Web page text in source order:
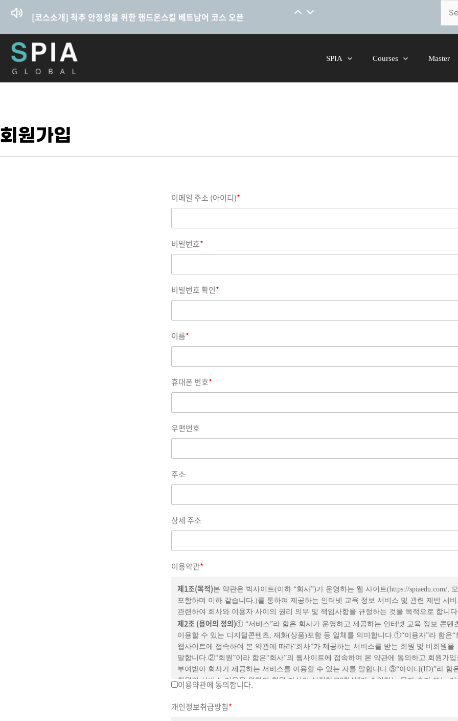
콘텐츠로
건너뛰기
for:
SPIA Courses Master
회원가입
이메일 주소 (아이디)*
비밀번호*
비밀번호 확인*
이름*
휴대폰 번호*
우편번호
주소
상세 주소
이용약관*
제1조(목적)본 약관은 빅사이트(이하 “회사”)가 운영하는 웹 사이트(https://spiaedu.com/,
포함하며 이하 같습니다.)를 통하여 제공하는 인터넷 교육 정보 서비스 및 관련 제반 서
관련하여 회사와 이용자 사이의 권리 의무 및 책임사항을 규정하는 것을 목적으로 합니
제2조 (용어의 정의)① “서비스”라 함은 회사가 운영하고 제공하는 인터넷 교육 정보 콘텐
이용할 수 있는 디지털콘텐츠, 재화(상품)포함 등 일체를 의미합니다.①“이용자”라 함은“
웹사이트에 접속하여 본 약관에 따라“회사”가 제공하는 서비스를 받는 회원 및 비회원을
말합니다.②“회원”이라 함은“회사”의 웹사이트에 접속하여 본 약관에 동의하고 회원가
부여받아 회사가 제공하는 서비스를 이용할 수 있는 자를 말합니다.③“아이디(ID)”라 함
회원의 서비스 이용을 위하여 회원 자신이 선정하고“회사”가 승인하는 문자,숫자 또는 기
문자,숫자 또는 기호의 조합을 말합니다.⑤“전자우편(Email)”이라 함은 인터넷을 통한 우
이용약관에 동의합니다.
개인정보취급방침*